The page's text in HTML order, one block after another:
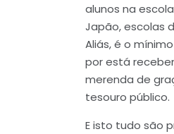
alunos na
Japão, escolas
Aliás, é o
por está
merenda de
tesouro público.
E isto tudo são